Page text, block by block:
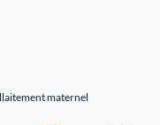
maternel